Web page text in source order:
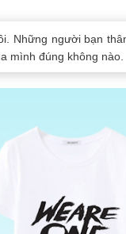
Những người bạn
mình đúng không nào.